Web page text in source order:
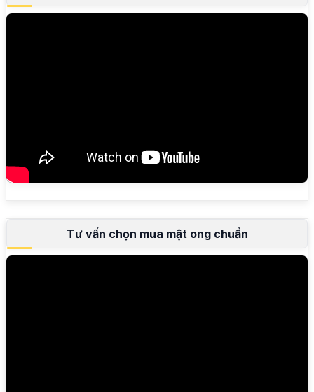
Tư vấn chọn mua mật ong chuẩn